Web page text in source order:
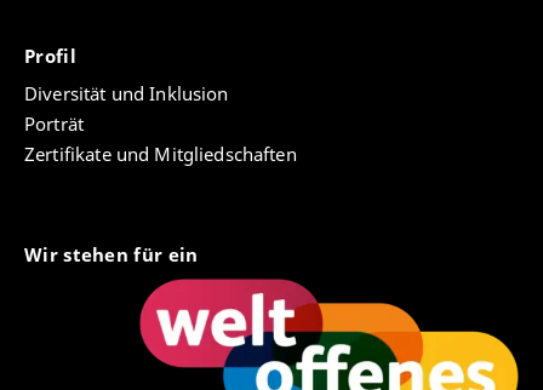
Profil
Diversität und Inklusion
Porträt
Zertifikate und Mitgliedschaften
Wir stehen für ein